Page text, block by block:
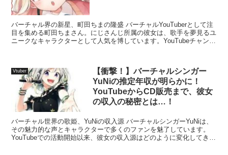
バーチャル界の新星、町田ちまの隆盛 バーチャルYouTuberとして注
目を集める町田ちまさん。にじさんじ所属の彼女は、歌手を夢見るユ
ニークなキャラクターとして人気を博しています。YouTubeチャンネ
Vtuber
【衝撃！】バーチャルシンガー
YuNiの推定年収が明らかに！
YouTubeからCD販売まで、彼女
の収入の秘密とは…！
バーチャル世界の歌姫、YuNiの収入源 バーチャルシンガーYuNiは、
その魅力的な声とキャラクターで多くのファンを魅了しています。
YouTubeでの活動開始以来、彼女の収入源はどのように変化してきた